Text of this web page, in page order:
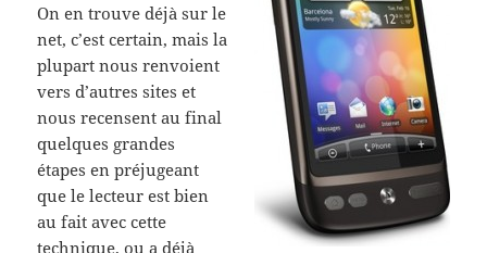
On en trouve déjà sur le
net, c’est certain, mais la
plupart nous renvoient
vers d’autres sites et
nous recensent au final
quelques grandes
étapes en préjugeant
que le lecteur est bien
au fait avec cette
technique, ou a déjà